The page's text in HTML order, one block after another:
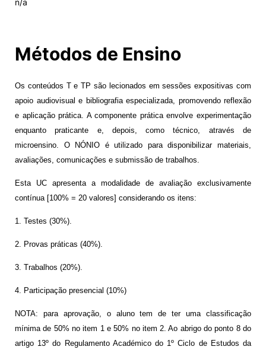
Projetos PRR
Magazine
Eventos
n/a
Métodos de Ensino
Os conteúdos T e TP são lecionados em sessões expositivas com
apoio audiovisual e bibliografia especializada, promovendo reflexão
e aplicação prática. A componente prática envolve experimentação
enquanto praticante e, depois, como técnico, através de
microensino. O NÓNIO é utilizado para disponibilizar materiais,
avaliações, comunicações e submissão de trabalhos.
Esta UC apresenta a modalidade de avaliação exclusivamente
contínua [100% = 20 valores] considerando os itens:
1. Testes (30%).
2. Provas práticas (40%).
3. Trabalhos (20%).
4. Participação presencial (10%)
NOTA: para aprovação, o aluno tem de ter uma classificação
mínima de 50% no item 1 e 50% no item 2. Ao abrigo do ponto 8 do
artigo 13º do Regulamento Académico do 1º Ciclo de Estudos da